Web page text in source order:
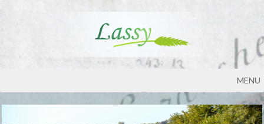
MENU